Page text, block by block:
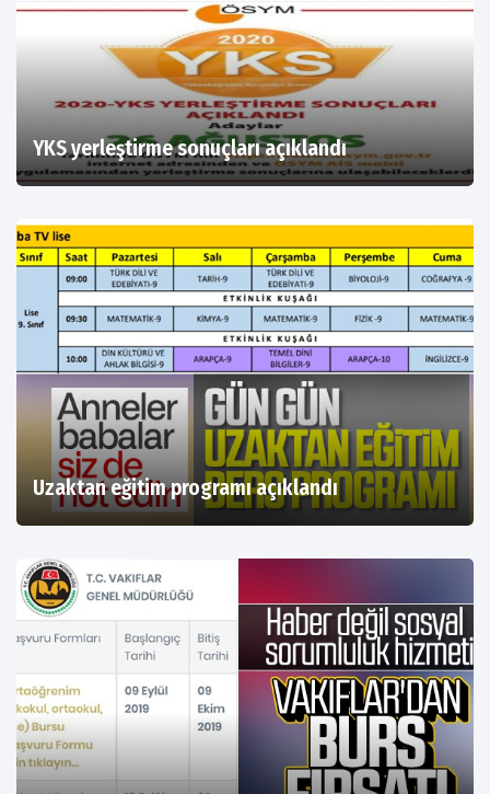
YKS yerleştirme sonuçları açıklandı
Uzaktan eğitim programı açıklandı